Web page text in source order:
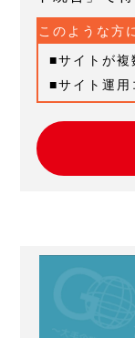
このような方
サイトが
サイト運